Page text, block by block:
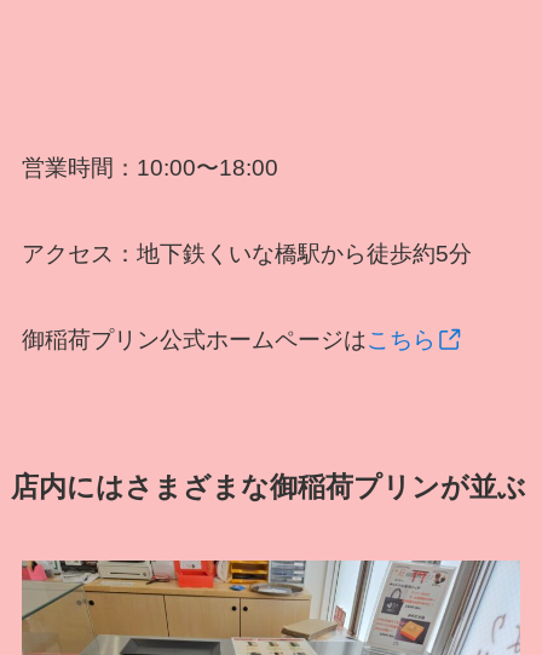
営業時間：10:00〜18:00
アクセス：地下鉄くいな橋駅から徒歩約5分
御稲荷プリン公式ホームページはこちら
店内にはさまざまな御稲荷プリンが並ぶ